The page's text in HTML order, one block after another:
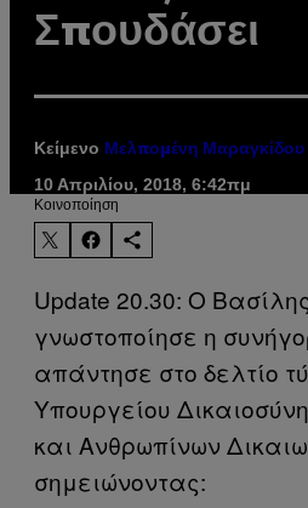
Σπουδάσει
Κείμενο Μελπομένη Μαραγκίδου
10 Απριλίου, 2018, 6:42πμ
Kοινοποίηση
Update 20.30: Ο
γνωστοποίησε η
απάντησε στο δελτίο
Υπουργείου
και Ανθρωπίνων
σημειώνοντας: